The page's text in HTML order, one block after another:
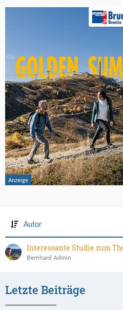
Autor
Interessante Studie zum
Bernhard Admin
Letzte Beiträge